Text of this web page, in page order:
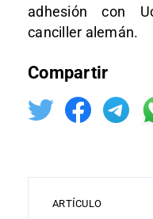
adhesión con
canciller alemán.
Compartir
ARTÍCULO